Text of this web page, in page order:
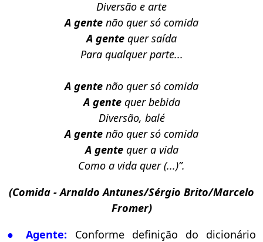
Diversão e arte
A gente não quer só comida
A gente quer saída
Para qualquer parte...
A gente não quer só comida
A gente quer bebida
Diversão, balé
A gente não quer só comida
A gentequer a vida
Como a vida quer (...)”.
(Comida - Arnaldo Antunes/Sérgio Brito/Marcelo
Fromer)
●Agente:
Conforme definição do dicionário